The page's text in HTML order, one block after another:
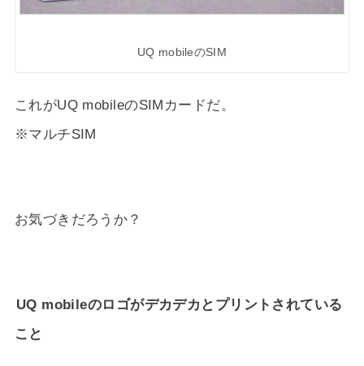
UQ mobileのSIM
これがUQ mobileのSIMカードだ。
※マルチSIM
お気づきだろうか？
UQ mobileのロゴがデカデカとプリントされている
こと